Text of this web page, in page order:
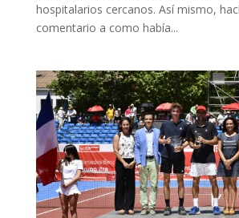
hospitalarios cercanos. Así mismo,
comentario a como había...